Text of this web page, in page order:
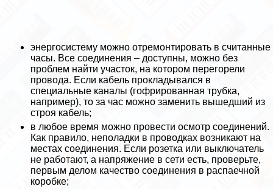
энергосистему можно отремонтировать в считанные
часы. Все соединения – доступны, можно без
проблем найти участок, на котором перегорели
провода. Если кабель прокладывался в
специальные каналы (гофрированная трубка,
например), то за час можно заменить вышедший из
строя кабель;
в любое время можно провести осмотр соединений.
Как правило, неполадки в проводках возникают на
местах соединения. Если розетка или выключатель
не работают, а напряжение в сети есть, проверьте,
первым делом качество соединения в распаечной
коробке;